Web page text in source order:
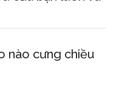
nào cưng chiều